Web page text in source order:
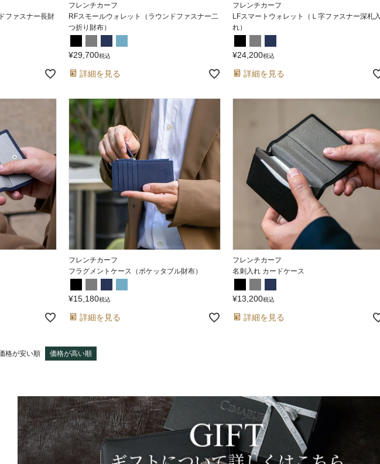
ファスナー長財
フレンチカーフ
RFスモールウォレット（ラウンドファスナー二
つ折り財布）
¥29,700税込
詳細を見る
フレンチカーフ
LFスマートウォレット（Ｌ字ファスナー深札入
れ）
¥24,200税込
詳細を見る
フレンチカーフ
フラグメントケース（ポケッタブル財布）
¥15,180税込
詳細を見る
フレンチカーフ
名刺入れ カードケース
¥13,200税込
詳細を見る
格が安い順 価格が高い順